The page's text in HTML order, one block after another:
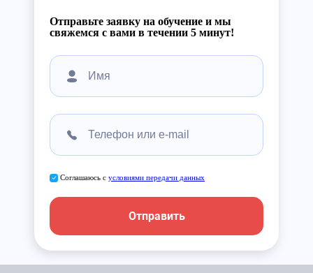
Отправьте заявку на обучение и мы
свяжемся с вами в течении 5 минут!
Соглашаюсь с условиями передачи данных
Отправить